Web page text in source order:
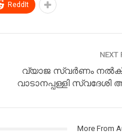
ReddIt
NEXT
വ്യാജ സ്വർണം നൽകി
വാടാനപ്പള്ളി സ്വദേശി
More From